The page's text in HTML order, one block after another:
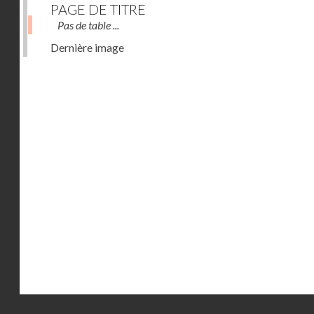
PAGE DE TITRE
Pas de table ...
Dernière image